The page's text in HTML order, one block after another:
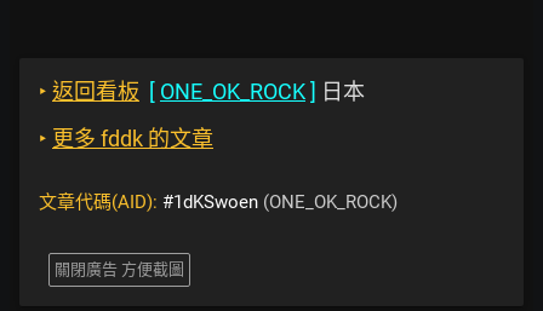
‣ 返回看板 [ ONE_OK_ROCK] 日本
‣ 更多 fddk 的文章
文章代碼(AID): #1dKSwoen (ONE_OK_ROCK)
關閉廣告 方便截圖